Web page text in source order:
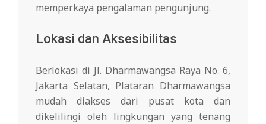
memperkaya pengalaman pengunjung.
Lokasi dan Aksesibilitas
Berlokasi di Jl. Dharmawangsa Raya No. 6,
Jakarta Selatan, Plataran Dharmawangsa
mudah diakses dari pusat kota dan
dikelilingi oleh lingkungan yang tenang